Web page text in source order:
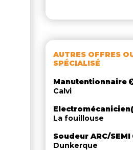
AUTRES OFFRES
SPÉCIALISÉ
Manutentionnaire
Calvi
La fouillouse
Soudeur ARC/SEMI
Dunkerque